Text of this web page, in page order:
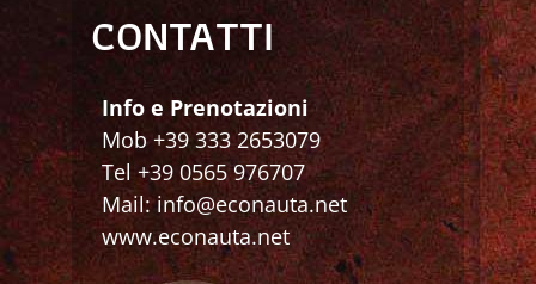
CONTATTI
Info e Prenotazioni
Mob +39 333 2653079
Tel +39 0565 976707
Mail: info@econauta.net
www.econauta.net